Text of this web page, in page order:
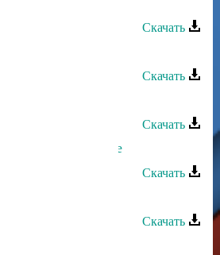
Скачать
Скачать
Скачать
- Хочу к тебе
Скачать
Фатима
Скачать